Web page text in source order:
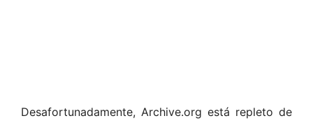
Desafortunadamente, Archive.org está repleto de